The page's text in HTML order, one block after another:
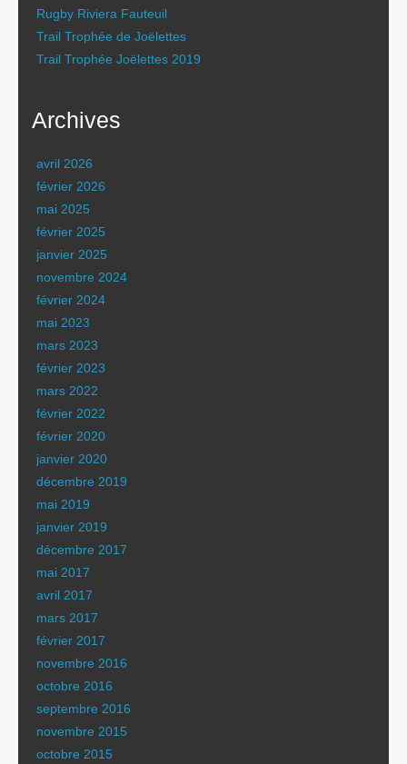
Rugby Riviera Fauteuil
Trail Trophée de Joëlettes
Trail Trophée Joëlettes 2019
Archives
avril 2026
février 2026
mai 2025
février 2025
janvier 2025
novembre 2024
février 2024
mai 2023
mars 2023
février 2023
mars 2022
février 2022
février 2020
janvier 2020
décembre 2019
mai 2019
janvier 2019
décembre 2017
mai 2017
avril 2017
mars 2017
février 2017
novembre 2016
octobre 2016
septembre 2016
novembre 2015
octobre 2015